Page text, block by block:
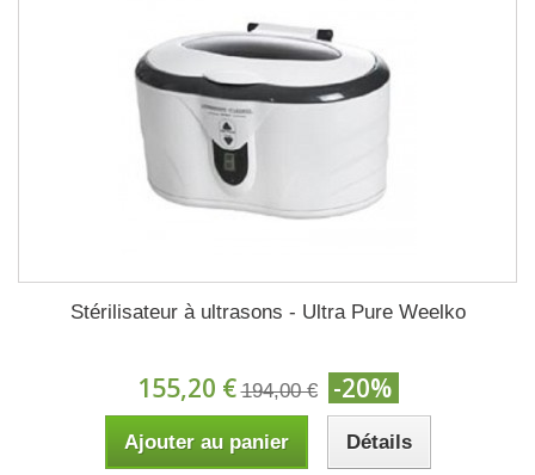
Stérilisateur à ultrasons - Ultra Pure Weelko
155,20 € 194,00 € -20%
Ajouter au panier Détails